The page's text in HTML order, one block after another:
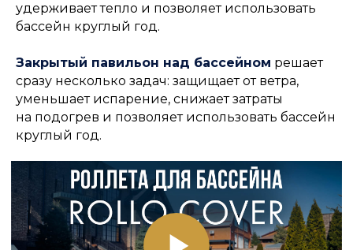
удерживает тепло и позволяет использовать
бассейн круглый год.
Закрытый павильон над бассейном решает
сразу несколько задач: защищает от ветра,
уменьшает испарение, снижает затраты
на подогрев и позволяет использовать бассейн
круглый год.